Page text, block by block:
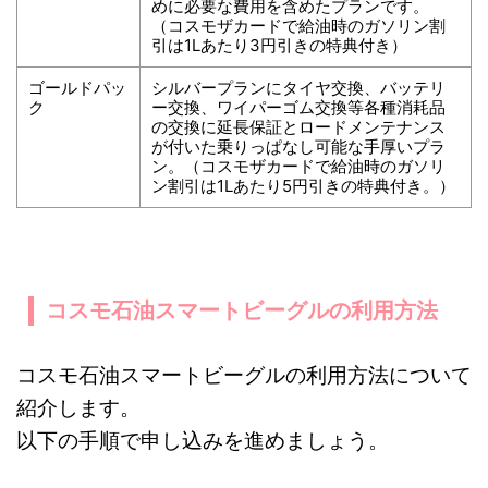
めに必要な費用を含めたプランです。
（コスモザカードで給油時のガソリン割
引は1Lあたり3円引きの特典付き）
ゴールドパッ
ク
シルバープランにタイヤ交換、バッテリ
ー交換、ワイパーゴム交換等各種消耗品
の交換に延長保証とロードメンテナンス
が付いた乗りっぱなし可能な手厚いプラ
ン。（コスモザカードで給油時のガソリ
ン割引は1Lあたり5円引きの特典付き。）
コスモ石油スマートビーグルの利用方法
コスモ石油スマートビーグルの利用方法について
紹介します。
以下の手順で申し込みを進めましょう。